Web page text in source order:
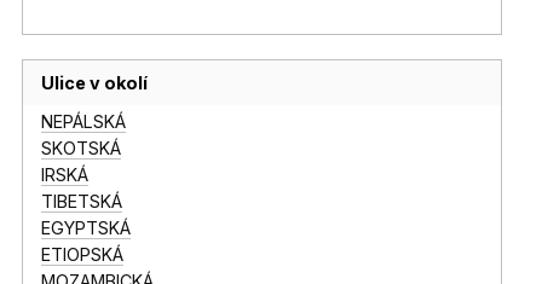
Ulice v okolí
NEPÁLSKÁ
SKOTSKÁ
IRSKÁ
TIBETSKÁ
EGYPTSKÁ
ETIOPSKÁ